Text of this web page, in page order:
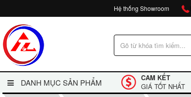
Hệ thống Showroom
DANH MỤC SẢN PHẨM
CAM KẾT
GIÁ TỐT NHẤT